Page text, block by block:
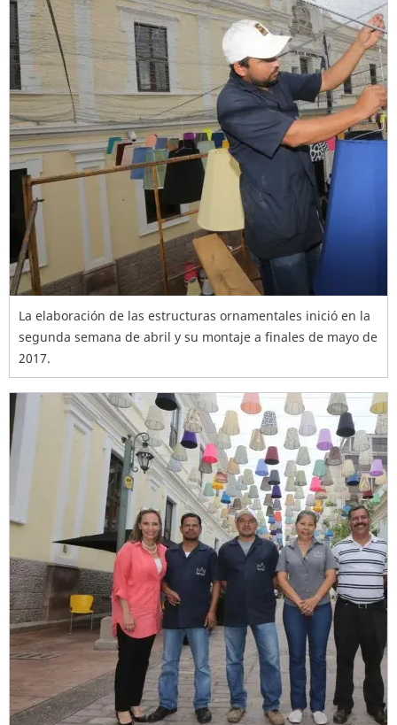
La elaboración de las estructuras ornamentales inició en la
segunda semana de abril y su montaje a finales de mayo de
2017.